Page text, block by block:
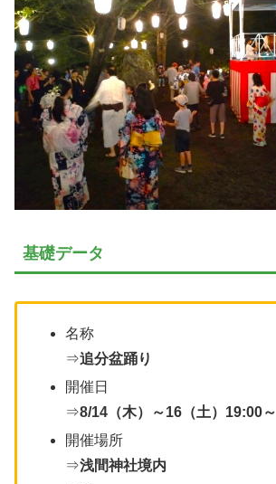
基礎データ
名称
⇒追分盆踊り
開催日
⇒8/14（木）～16（土）19:00～
開催場所
⇒浅間神社境内